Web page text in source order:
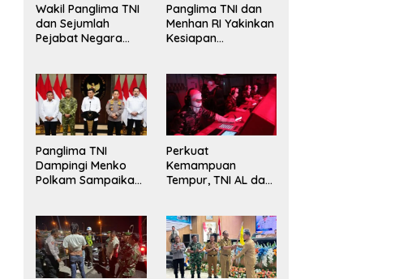
Wakil Panglima TNI
dan Sejumlah
Pejabat Negara
Brevet Korps
Marinir
Panglima TNI dan
Menhan RI Yakinkan
Kesiapan
Panglima TNI
Dampingi Menko
Polkam Sampaikan
Bangsa
Perkuat
Kemampuan
Tempur, TNI AL dan
Latihan ORRUDA
2026